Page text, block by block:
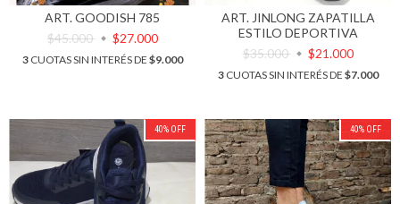
ART. GOODISH 785
$45.000
$27.000
3CUOTAS SIN INTERÉS DE $9.000
ART. JINLONG ZAPATILLA
ESTILO DEPORTIVA
$35.000
$21.000
3CUOTAS SIN INTERÉS DE $7.000
40% OFF 40% OFF